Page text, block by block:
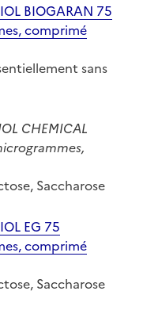
BIOGARAN 75
comprimé
sans
CHEMICAL
Saccharose
EG 75
comprimé
Saccharose